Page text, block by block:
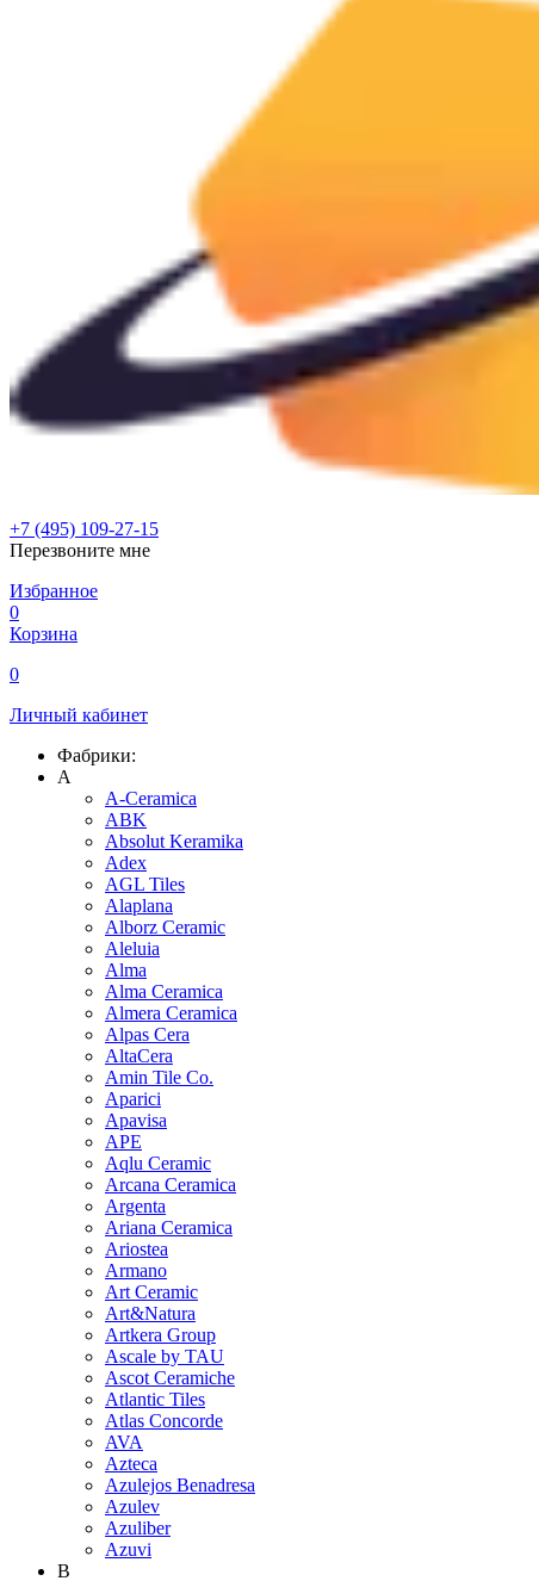
+7 (495) 109-27-15
Перезвоните мне
Избранное
0
Корзина
0
Личный кабинет
Фабрики:
A
A-Ceramica
ABK
Absolut Keramika
Adex
AGL Tiles
Alaplana
Alborz Ceramic
Aleluia
Alma
Alma Ceramica
Almera Ceramica
Alpas Cera
AltaCera
Amin Tile Co.
Aparici
Apavisa
APE
Aqlu Ceramic
Arcana Ceramica
Argenta
Ariana Ceramica
Ariostea
Armano
Art Ceramic
Art&Natura
Artkera Group
Ascale by TAU
Ascot Ceramiche
Atlantic Tiles
Atlas Concorde
AVA
Azteca
Azulejos Benadresa
Azulev
Azuliber
Azuvi
B